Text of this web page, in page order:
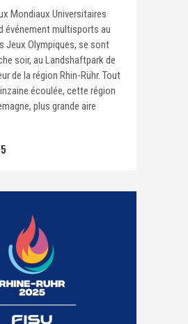
Mondiaux Universitaires
événement multisports au
Jeux Olympiques, se sont
soir, au Landshaftpark de
de la région Rhin-Rühr. Tout
écoulée, cette région
plus grande aire